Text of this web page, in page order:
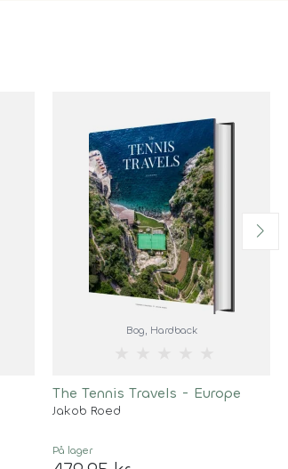
Bog, Hardback
The Tennis Travels - Europe
Jakob Roed
På lager